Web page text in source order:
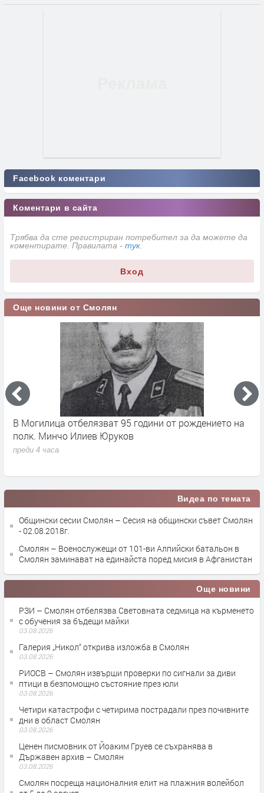
Facebook коментари
Коментари в сайта
Трябва да сте регистриран потребител за да можете да
коментирате. Правилата - тук
Вход
Още новини от Смолян
Близо 1600 книги събра инициативата на Община
Чепеларе в чест на Васил Дечев
преди 4 часа
Видеа по темата
Общински сесии Смолян – Сесия на общински съвет Смолян
- 02.08.2018г.
Смолян – Военослужещи от 101-ви Алпийски батальон в
Смолян заминават на единайста поред мисия в Афганистан
Още новини
РЗИ – Смолян отбелязва Световната седмица на кърменето
с обучения за бъдещи майки
03.08.2026
Галерия „Никол“ открива изложба в Смолян
03.08.2026
РИОСВ – Смолян извърши проверки по сигнали за диви
птици в безпомощно състояние през юли
03.08.2026
Четири катастрофи с четирима пострадали през почивните
дни в област Смолян
03.08.2026
Ценен писмовник от Йоаким Груев се съхранява в
Държавен архив – Смолян
03.08.2026
Смолян посреща националния елит на плажния волейбол